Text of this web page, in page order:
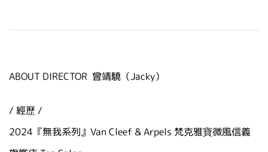
ABOUT DIRECTOR 曾靖驍（Jacky）
/ 經歷 /
2024 『無我系列』 Van Cleef & Arpels 梵克雅寶微風信義